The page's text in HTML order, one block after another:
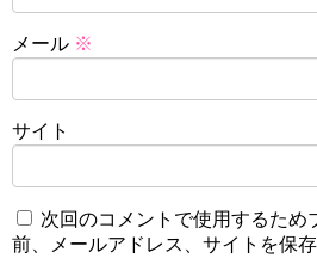
メール ※
サイト
次回のコメントで使用するため
前、メールアドレス、サイトを保存